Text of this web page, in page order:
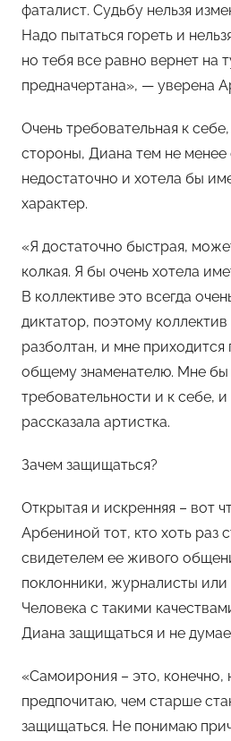
фаталист. Судьбу нельзя
Надо пытаться гореть и
но тебя все равно вернет на
предначертана», — уверена
Очень требовательная к
стороны, Диана тем не менее
недостаточно и хотела бы
характер.
«Я достаточно быстрая,
колкая. Я бы очень хотела
В коллективе это всегда
диктатор, поэтому
разболтан, и мне приходится
общему знаменателю. Мне
требовательности и к себе,
рассказала артистка.
Зачем защищаться?
Открытая и искренняя – вот
Арбениной тот, кто хоть раз
свидетелем ее живого
поклонники, журналисты или
Человека с такими
Диана защищаться и не
«Самоирония – это, конечно,
предпочитаю, чем старше
защищаться. Не понимаю